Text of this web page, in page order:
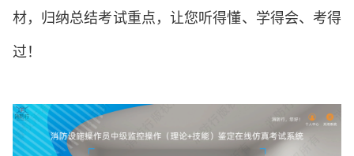
材，归纳总结考试重点，让您听得懂、学得会、考得
过！